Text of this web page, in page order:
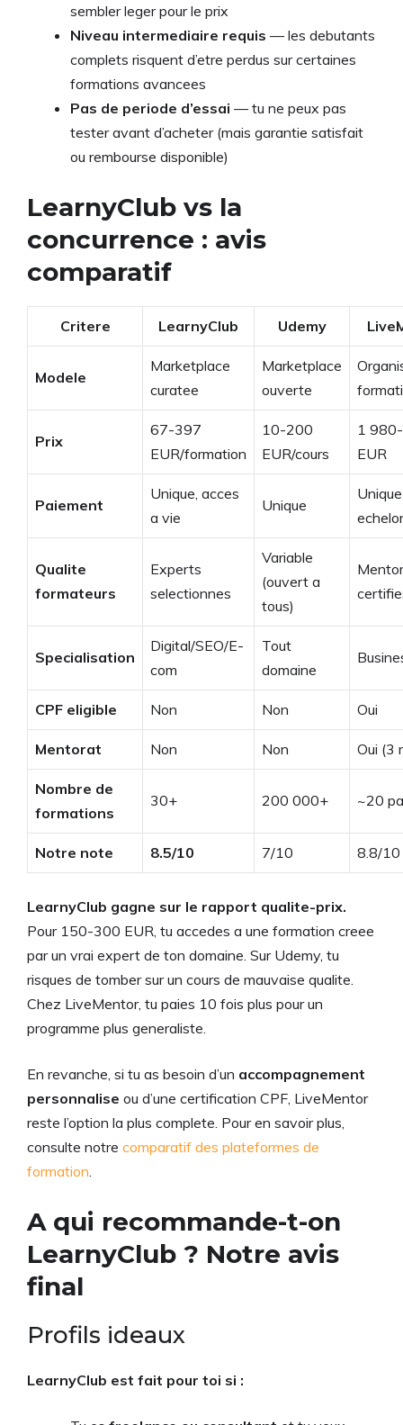
sembler leger pour le prix
Niveau intermediaire requis — les debutants
complets risquent d’etre perdus sur certaines
formations avancees
Pas de periode d’essai — tu ne peux pas
tester avant d’acheter (mais garantie satisfait
ou rembourse disponible)
LearnyClub vs la
concurrence : avis
comparatif
Critere LearnyClub Udemy
Modele
Marketplace
curatee
Marketplace
ouverte
Prix
67-397
EUR/formation
10-200
EUR/cours
1
EUR
Paiement
Unique, acces
a vie
Unique
Qualite
formateurs
Experts
selectionnes
Variable
(ouvert a
tous)
Specialisation
Digital/SEO/E-
com
Tout
domaine
CPF eligible Non Non Oui
Mentorat Non Non Oui (3
Nombre de
formations
30+ 200 000+ ~20
Notre note 8.5/10 7/10 8.8/10
LearnyClub gagne sur le rapport qualite-prix.
Pour 150-300 EUR, tu accedes a une formation creee
par un vrai expert de ton domaine. Sur Udemy, tu
risques de tomber sur un cours de mauvaise qualite.
Chez LiveMentor, tu paies 10 fois plus pour un
programme plus generaliste.
En revanche, si tu as besoin d’un accompagnement
personnalise ou d’une certification CPF, LiveMentor
reste l’option la plus complete. Pour en savoir plus,
consulte notre comparatif des plateformes de
formation
A qui recommande-t-on
LearnyClub ? Notre avis
final
Profils ideaux
LearnyClub est fait pour toi si :